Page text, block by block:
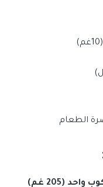
الطعام
(205 غم)